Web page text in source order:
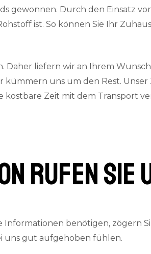
gewonnen. Durch den Einsatz
ist. So können Sie Ihr
liefern wir an Ihrem
uns um den Rest. Unser
Zeit mit dem Transport
rufen Sie
benötigen, zögern
uns gut aufgehoben fühlen.